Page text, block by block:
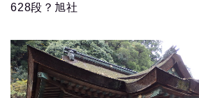
628段？旭社